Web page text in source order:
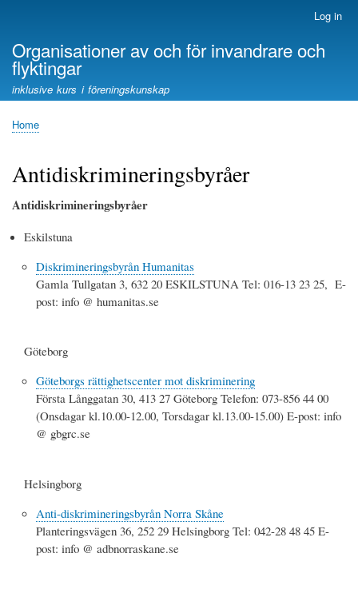
main
content
account
menu
Log in
Organisationer av och för invandrare och
flyktingar
inklusive kurs i föreningskunskap
Breadcrumb
Home
Antidiskrimineringsbyråer
Antidiskrimineringsbyråer
Eskilstuna
Diskrimineringsbyrån Humanitas
Gamla Tullgatan 3, 632 20 ESKILSTUNA Tel: 016-13 23 25, E-
post: info @ humanitas.se
Göteborg
Göteborgs rättighetscenter mot diskriminering
Första Långgatan 30, 413 27 Göteborg Telefon: 073-856 44 00
(Onsdagar kl.10.00-12.00, Torsdagar kl.13.00-15.00) E-post: info
@ gbgrc.se
Helsingborg
Anti-diskrimineringsbyrån Norra Skåne
Planteringsvägen 36, 252 29 Helsingborg Tel: 042-28 48 45 E-
post: info @ adbnorraskane.se